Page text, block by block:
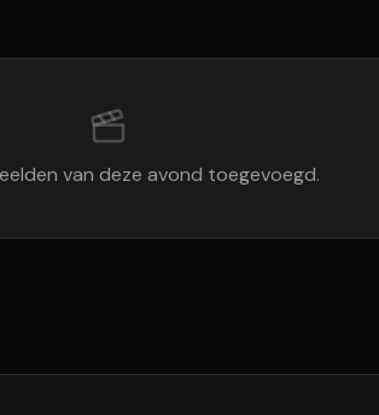
van deze avond toegevoegd.